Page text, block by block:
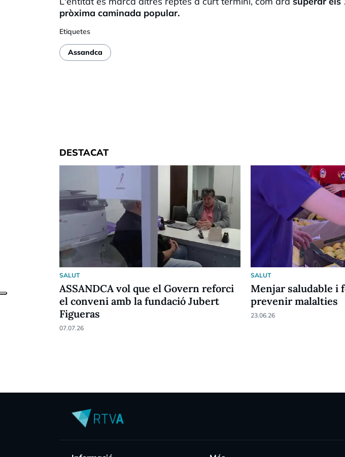
pròxima caminada popular.
Etiquetes
Assandca
DESTACAT
SALUT
ASSANDCA vol que el Govern reforci
el conveni amb la fundació Jubert
Figueras
07.07.26
SALUT
Menjar saludable i
prevenir malalties
23.06.26